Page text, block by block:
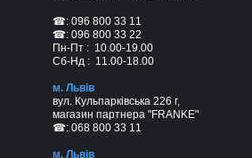
☎: 096 800 33 11
☎: 096 800 33 22
Пн-Пт : 10.00-19.00
Сб-Нд : 11.00-18.00
м. Львів
вул. Кульпарківська 226 г,
магазин партнера "FRANKE"
☎: 068 800 33 11
м. Львів